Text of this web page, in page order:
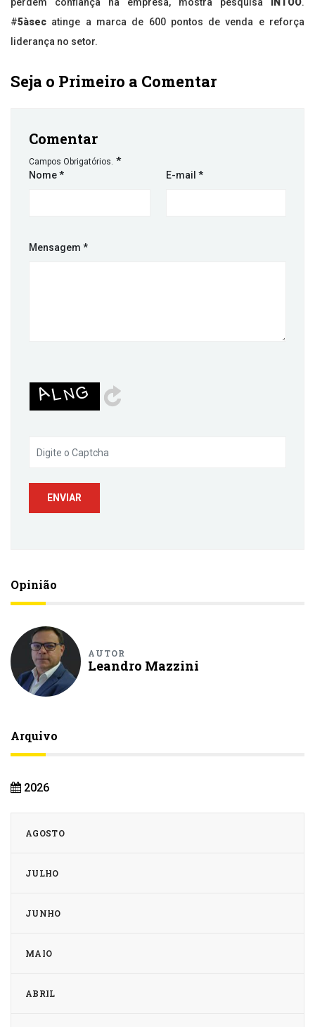
#5àsec atinge a marca de 600 pontos de venda e reforça
liderança no setor.
Seja o Primeiro a Comentar
Comentar
Campos Obrigatórios. *
Nome* E-mail *
Mensagem *
Opinião
AUTOR
Leandro Mazzini
Arquivo
2026
AGOSTO
JULHO
JUNHO
MAIO
ABRIL